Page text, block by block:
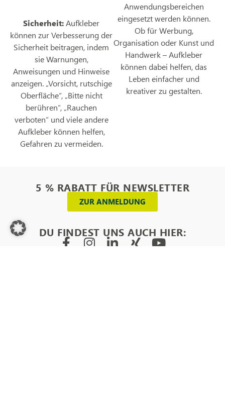
Sicherheit:Aufkleber
können zur Verbesserung der
Sicherheit beitragen, indem
sie Warnungen,
Anweisungen und Hinweise
anzeigen. „Vorsicht, rutschige
Oberfläche“, „Bitte nicht
berühren“, „Rauchen
verboten“ und viele andere
Aufkleber können helfen,
Gefahren zu vermeiden.
Anwendungsbereichen
eingesetzt werden können.
Ob für Werbung,
Organisation oder Kunst und
Handwerk – Aufkleber
können dabei helfen, das
Leben einfacher und
kreativer zu gestalten.
5 % RABATT FÜR NEWSLETTER
ZUR ANMELDUNG
DU FINDEST UNS AUCH HIER: